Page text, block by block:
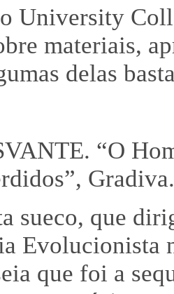
University
materiais,
delas
“O
sueco, que
Evolucionista
que foi a